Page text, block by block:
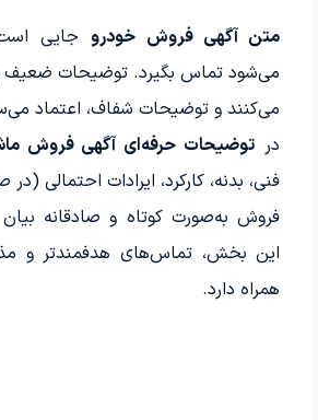
متن آگهی فروش خودرو جایی
می‌شود تماس بگیرد. توضیحات ضعیف
می‌کنند و توضیحات شفاف، اعتماد
در توضیحات حرفه‌ای آگهی فروش
فنی، بدنه، کارکرد، ایرادات احتمالی
فروش به‌صورت کوتاه و صادقانه
این بخش، تماس‌های هدفمندتر و
همراه دارد.